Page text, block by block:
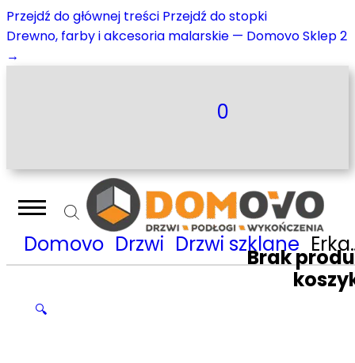
Przejdź do głównej treści Przejdź do stopki
Drewno, farby i akcesoria malarskie — Domovo Sklep 2
→
0
Brak
Domovo Drzwi Drzwi szklane Erkado Graf 54 skrzydło drzwiowe szklane
🔍